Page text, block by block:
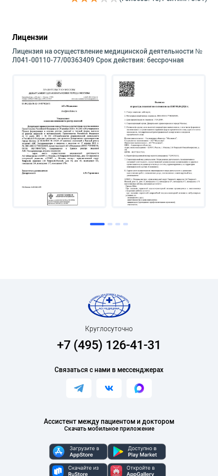
Лицензии
Лицензия на осуществление медицинской деятельности №
Л041-00110-77/00363409 Срок действия: бессрочная
Ассистент между пациентом и доктором
Скачать мобильное приложение
Круглосуточно
+7 (495) 126-41-31
Связаться с нами в мессенджерах